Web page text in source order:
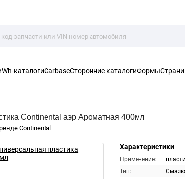
Wh-каталогиCarbaseСторонние каталогиФормы
Continental аэр Ароматная 400мл
Continental
Характеристики
Применение:
Тип: